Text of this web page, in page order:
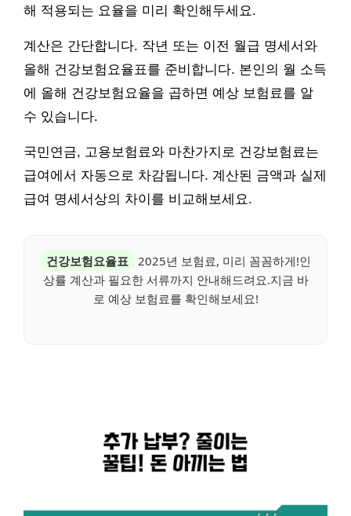
해 적용되는 요율을 미리 확인해두세요.
계산은 간단합니다. 작년 또는 이전 월급 명세서와
올해 건강보험요율표를 준비합니다. 본인의 월 소득
에 올해 건강보험요율을 곱하면 예상 보험료를 알
수 있습니다.
국민연금, 고용보험료와 마찬가지로 건강보험료는
급여에서 자동으로 차감됩니다. 계산된 금액과 실제
급여 명세서상의 차이를 비교해보세요.
건강보험요율표 2025년 보험료, 미리 꼼꼼하게!인
상률 계산과 필요한 서류까지 안내해드려요.지금 바
로 예상 보험료를 확인해보세요!